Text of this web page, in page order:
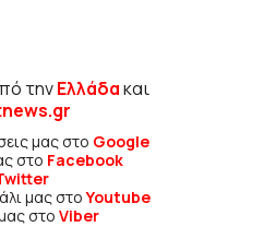
τηνΕλλάδακαι
μας στο Google
στο Facebook
μας στοYoutube
στο Viber